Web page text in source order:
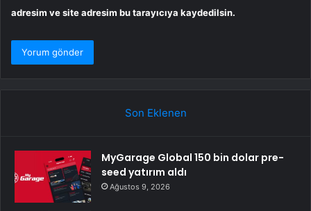
adresim ve site adresim bu tarayıcıya kaydedilsin.
Son Eklenen
MyGarage Global 150 bin dolar pre-
seed yatırım aldı
Ağustos 9, 2026